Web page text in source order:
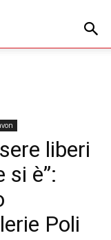
liberi
si è”:
Poli